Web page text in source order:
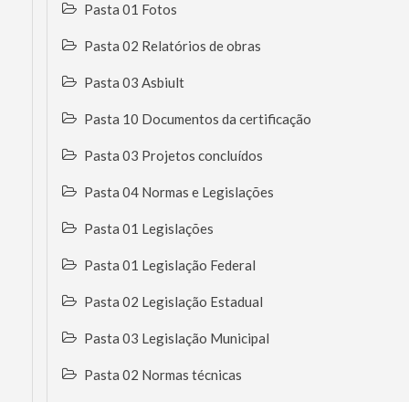
Pasta 01 Fotos
Pasta 02 Relatórios de obras
Pasta 03 Asbiult
Pasta 10 Documentos da certificação
Pasta 03 Projetos concluídos
Pasta 04 Normas e Legislações
Pasta 01 Legislações
Pasta 01 Legislação Federal
Pasta 02 Legislação Estadual
Pasta 03 Legislação Municipal
Pasta 02 Normas técnicas